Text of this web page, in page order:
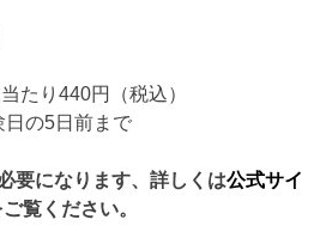
たり440円（税込）
日の5日前まで
要になります、詳しくは公式サイ
ご覧ください。